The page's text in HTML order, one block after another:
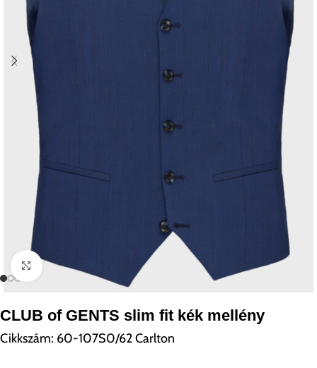
Kattintson a nagyításhoz
CLUB of GENTS slim fit kék mellény
Cikkszám: 60-107S0/62 Carlton